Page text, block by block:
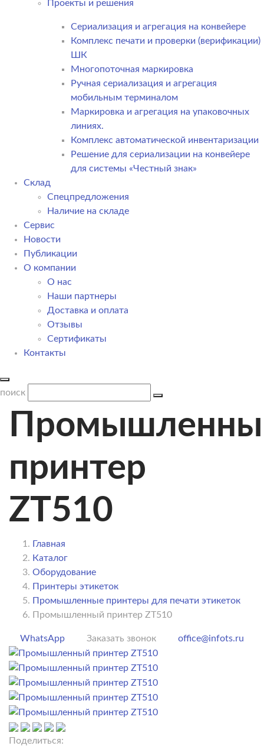
Проекты и решения
Сериализация и агрегация на конвейере
Комплекс печати и проверки (верификации)
ШК
Многопоточная маркировка
Ручная сериализация и агрегация
мобильным терминалом
Маркировка и агрегация на упаковочных
линиях.
Комплекс автоматической инвентаризации
Решение для сериализации на конвейере
для системы «Честный знак»
Склад
Спецпредложения
Наличие на складе
Сервис
Новости
Публикации
О компании
О нас
Наши партнеры
Доставка и оплата
Отзывы
Сертификаты
Контакты
поиск
принтер
ZT510
Главная
Каталог
Оборудование
Принтеры этикеток
Промышленные принтеры для печати этикеток
Промышленный принтер ZT510
WhatsApp Заказать звонок office@infots.ru
Поделиться: